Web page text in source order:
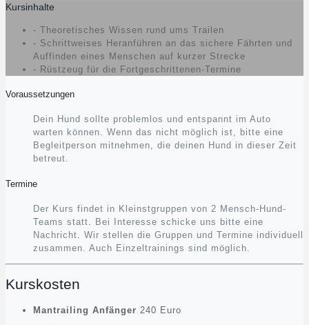
Kursinhalte
- Theoretisches Wissen rund ums Trailen
- Schrittweises Heranführen an das sichere Fährten und
Auffinden eines Menschen auf kurzer Strecke
- Rüstzeug für die Fortgeschrittenen-Termine
Voraussetzungen
Dein Hund sollte problemlos und entspannt im Auto
warten können. Wenn das nicht möglich ist, bitte eine
Begleitperson mitnehmen, die deinen Hund in dieser Zeit
betreut.
Termine
Der Kurs findet in Kleinstgruppen von 2 Mensch-Hund-
Teams statt. Bei Interesse schicke uns bitte eine
Nachricht. Wir stellen die Gruppen und Termine individuell
zusammen. Auch Einzeltrainings sind möglich.
Kurskosten
Mantrailing Anfänger 240 Euro